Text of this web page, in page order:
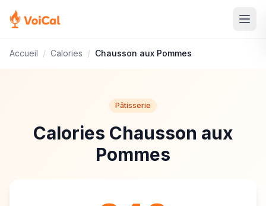
Accueil / Calories / Chausson aux Pommes
Pâtisserie
Calories Chausson aux
Pommes